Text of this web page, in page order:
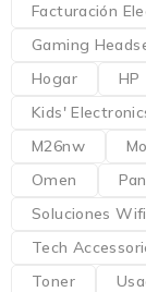
Facturación
Gaming
Hogar
HP
Kids'
M26nw
Omen
Soluciones Wifi
Tech
Toner